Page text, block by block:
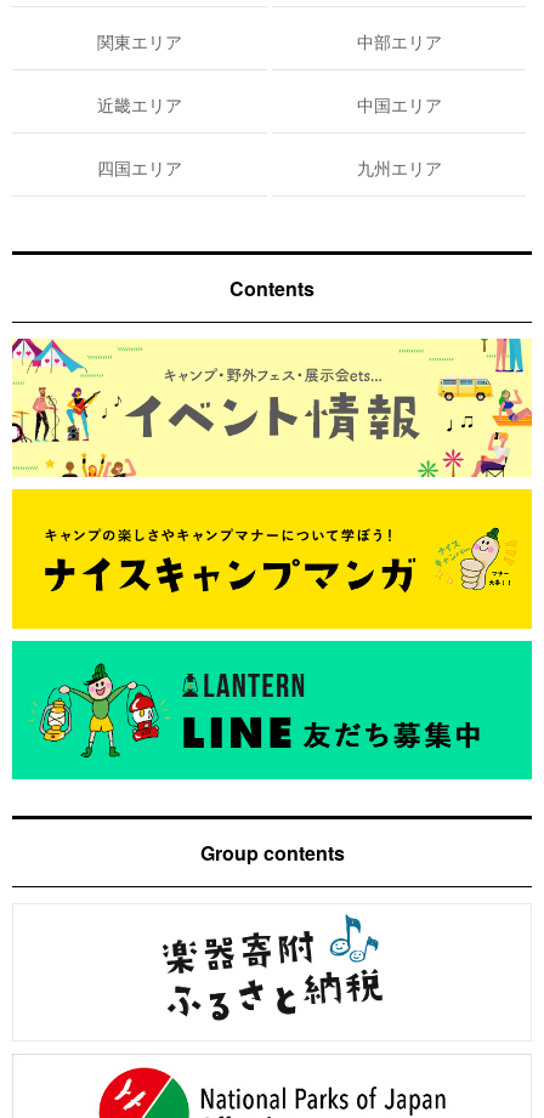
関東エリア 中部エリア
近畿エリア 中国エリア
四国エリア 九州エリア
Contents
Group contents